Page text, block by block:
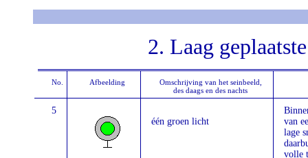
2. Laag
No. Afbeelding
Omschrijving van het seinbeeld,
des daags en des nachts
5
één groen licht
van
lage
volle